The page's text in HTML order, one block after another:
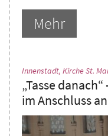
Mehr
Innenstadt, Kirche St.
„Tasse
im Anschluss